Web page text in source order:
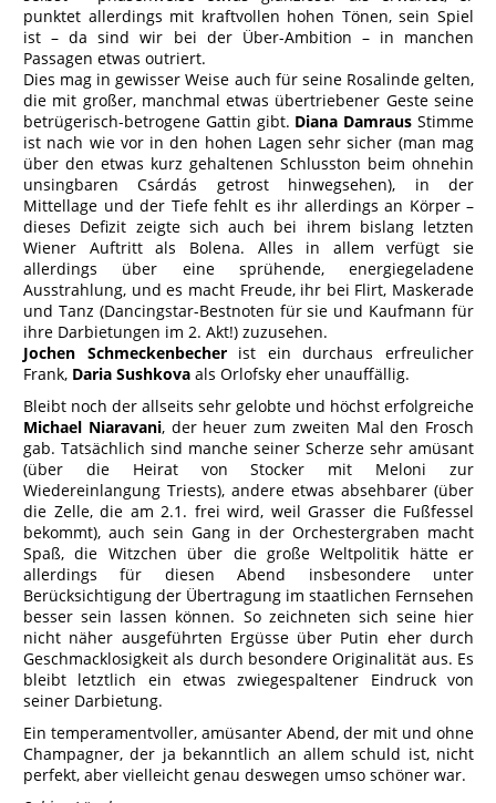
punktet allerdings mit kraftvollen hohen Tönen, sein Spiel
ist – da sind wir bei der Über-Ambition – in manchen
Passagen etwas outriert.
Dies mag in gewisser Weise auch für seine Rosalinde gelten,
die mit großer, manchmal etwas übertriebener Geste seine
betrügerisch-betrogene Gattin gibt. Diana Damraus Stimme
ist nach wie vor in den hohen Lagen sehr sicher (man mag
über den etwas kurz gehaltenen Schlusston beim ohnehin
unsingbaren Csárdás getrost hinwegsehen), in der
Mittellage und der Tiefe fehlt es ihr allerdings an Körper –
dieses Defizit zeigte sich auch bei ihrem bislang letzten
Wiener Auftritt als Bolena. Alles in allem verfügt sie
allerdings über eine sprühende, energiegeladene
Ausstrahlung, und es macht Freude, ihr bei Flirt, Maskerade
und Tanz (Dancingstar-Bestnoten für sie und Kaufmann für
ihre Darbietungen im 2. Akt!) zuzusehen.
Jochen Schmeckenbecherist ein durchaus erfreulicher
Frank, Daria Sushkova als Orlofsky eher unauffällig.
Bleibt noch der allseits sehr gelobte und höchst erfolgreiche
Michael Niaravani, der heuer zum zweiten Mal den Frosch
gab. Tatsächlich sind manche seiner Scherze sehr amüsant
(über die Heirat von Stocker mit Meloni zur
Wiedereinlangung Triests), andere etwas absehbarer (über
die Zelle, die am 2.1. frei wird, weil Grasser die Fußfessel
bekommt), auch sein Gang in der Orchestergraben macht
Spaß, die Witzchen über die große Weltpolitik hätte er
allerdings für diesen Abend insbesondere unter
Berücksichtigung der Übertragung im staatlichen Fernsehen
besser sein lassen können. So zeichneten sich seine hier
nicht näher ausgeführten Ergüsse über Putin eher durch
Geschmacklosigkeit als durch besondere Originalität aus. Es
bleibt letztlich ein etwas zwiegespaltener Eindruck von
seiner Darbietung.
Ein temperamentvoller, amüsanter Abend, der mit und ohne
Champagner, der ja bekanntlich an allem schuld ist, nicht
perfekt, aber vielleicht genau deswegen umso schöner war.